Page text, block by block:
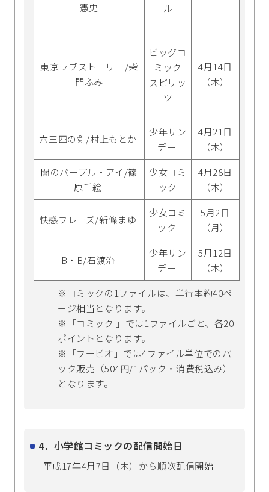
憲史
ル
東京ラブストーリー/柴
門ふみ
ビッグコ
ミック
スピリッ
ツ
4月14日
（木）
六三四の剣/村上もとか
少年サン
デー
4月21日
（木）
闇のパープル・アイ/篠
原千絵
少女コミ
ック
4月28日
（木）
快感フレーズ/新條まゆ
少女コミ
ック
5月2日
（月）
B・B/石渡治
少年サン
デー
5月12日
（木）
※コミックの1ファイルは、単行本約40ペ
ージ相当となります。
※「コミックi」では1ファイルごと、各20
ポイントとなります。
※「フービオ」では4ファイル単位でのパ
ック販売（504円/1パック・消費税込み）
となります。
4．小学館コミックの配信開始日
平成17年4月7日（木）から順次配信開始